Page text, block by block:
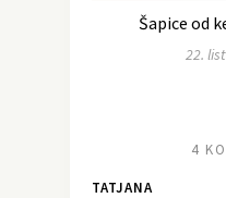
Šapice od
22.
4
TATJANA